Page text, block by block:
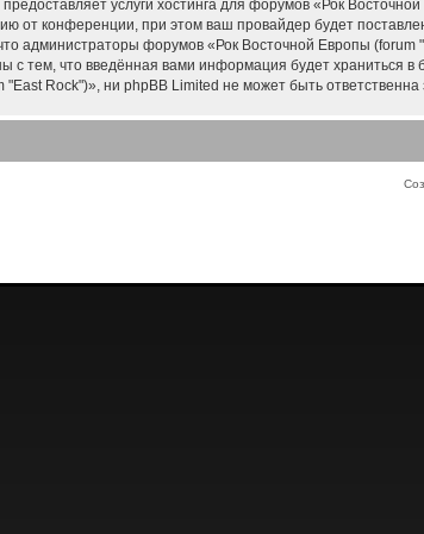
услуги хостинга для форумов «Рок
от конференции, при этом ваш провайдер будет
администраторы форумов «Рок Восточной Европы
с тем, что введённая вами информация будет
Rock")», ни phpBB Limited не может быть ответственна